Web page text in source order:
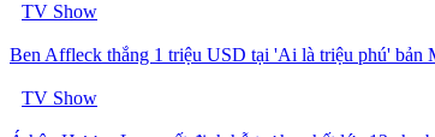
TV Show
Ben Affleck thắng 1 triệu USD tại 'Ai là triệu phú' bản
TV Show